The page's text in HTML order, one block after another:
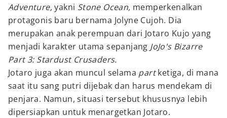
Adventure,yakni Stone Ocean, memperkenalkan
protagonis baru bernama Jolyne Cujoh. Dia
merupakan anak perempuan dari Jotaro Kujo yang
menjadi karakter utama sepanjang JoJo's Bizarre
Part 3: Stardust Crusaders.
Jotaro juga akan muncul selama partketiga, di mana
saat itu sang putri dijebak dan harus mendekam di
penjara. Namun, situasi tersebut khususnya lebih
dipersiapkan untuk menargetkan Jotaro.